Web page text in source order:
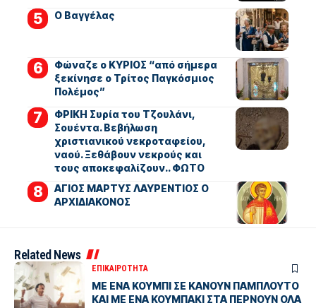
Ο Βαγγέλας
Φώναζε ο ΚΥΡΙΟΣ “από σήμερα
ξεκίνησε ο Τρίτος Παγκόσμιος
Πολέμος”
ΦΡΙΚΗ Συρία του Τζουλάνι,
Σουέντα. Βεβήλωση
χριστιανικού νεκροταφείου,
ναού. Ξεθάβουν νεκρούς και
τους αποκεφαλίζουν.. ΦΩΤΟ
ΑΓΙΟΣ ΜΑΡΤΥΣ ΛΑΥΡΕΝΤΙΟΣ Ο
ΑΡΧΙΔΙΑΚΟΝΟΣ
Related News
ΕΠΙΚΑΙΡΟΤΗΤΑ
ΜΕ ΕΝΑ ΚΟΥΜΠΙ ΣΕ ΚΑΝΟΥΝ ΠΑΜΠΛΟΥΤΟ
ΚΑΙ ΜΕ ΕΝΑ ΚΟΥΜΠΑΚΙ ΣΤΑ ΠΕΡΝΟΥΝ ΟΛΑ